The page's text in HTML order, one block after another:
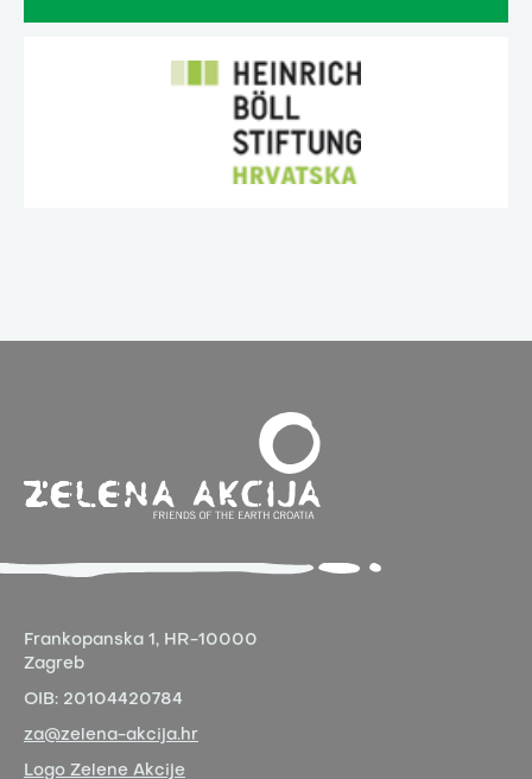
Frankopanska 1, HR-10000
Zagreb
OIB: 20104420784
za@zelena-akcija.hr
Logo Zelene Akcije